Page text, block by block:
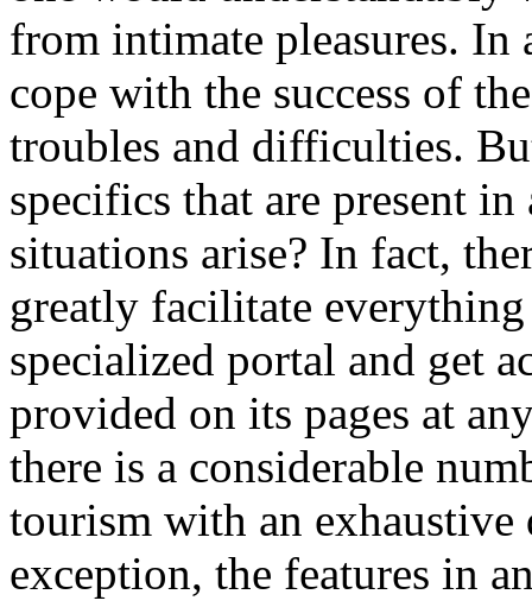
from intimate pleasures.
cope with the success of
troubles and difficulties.
specifics that are present
situations arise? In fact,
greatly facilitate
specialized portal and get
provided on its pages at
there is a considerable
tourism with an
exception, the features in